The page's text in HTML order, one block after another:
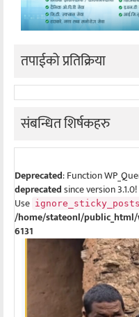
तपाईको प्रतिक्रिया
संबन्धित शिर्षकहरु
Deprecated: Function
deprecatedsince version 3.1.0!
Use ignore_sticky_posts
/home/stateonl/
6131